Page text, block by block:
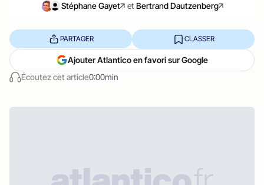
Stéphane Gayet et Bertrand Dautzenberg
Écoutez cet article0:00min
PARTAGER CLASSER
Ajouter Atlantico en favori sur Google